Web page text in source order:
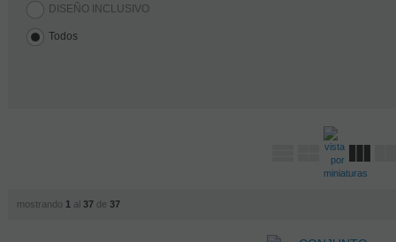
DISEÑO INCLUSIVO
Todos
mostrando 1 al 37de 37